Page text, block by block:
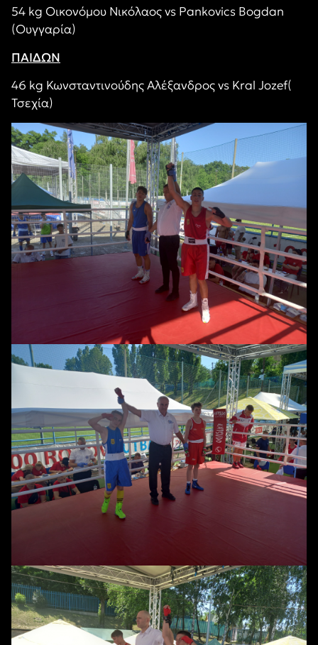
54 kg Οικονόμου Νικόλαος vs Pankovics Bogdan
(Ουγγαρία)
ΠΑΙΔΩΝ
46 kg Κωνσταντινούδης Αλέξανδρος vs Kral Jozef(
Τσεχία)